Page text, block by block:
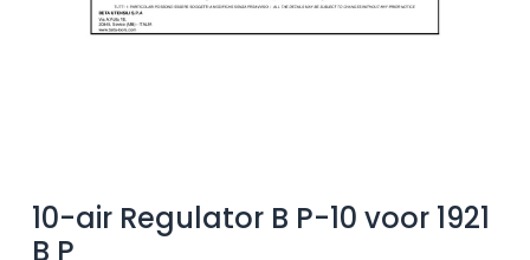
10-air Regulator B P-10 voor 1921
B P